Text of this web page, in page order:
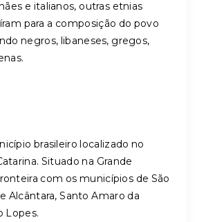
e italianos, outras etnias
para a composição do povo
negros, libaneses, gregos,
brasileiro localizado no
Situado na Grande
com os municípios de São
Alcântara, Santo Amaro da
Lopes.